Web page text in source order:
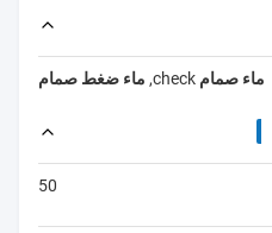
ماء صمام check , ماء ضغط صمام
50